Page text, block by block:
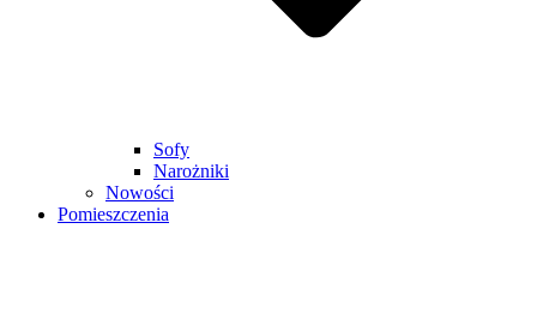
Sofy
Narożniki
Nowości
Pomieszczenia